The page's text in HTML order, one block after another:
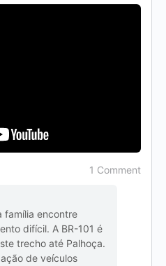
1 Comment
família encontre
difícil. A BR-101 é
trecho até Palhoça.
de veículos